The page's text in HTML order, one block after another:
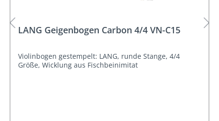
LANG Geigenbogen Carbon 4/4 VN-C15
Violinbogen gestempelt: LANG, runde Stange, 4/4
Größe, Wicklung aus Fischbeinimitat